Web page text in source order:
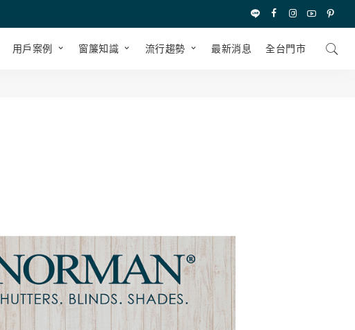
用戶案例 窗簾知識 流行趨勢 最新消息 全台⾨市